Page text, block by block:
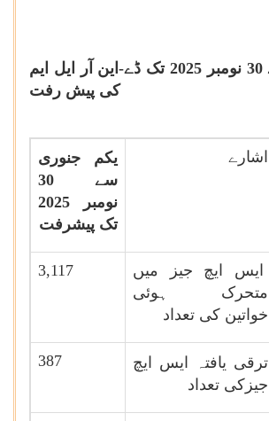
یکم جنوری سے 30 نومبر 2025 تک ڈے-این آر ایل ایم
کی پیش رفت
اشارے یکم
جنوری
سے 30
نومبر 2025
تک پیشرفت
ایس ایچ جیز میں
متحرک ہوئی
خواتین کی تعداد
3,117
ترقی یافتہ
ایس ایچ
جیزکی تعداد
387